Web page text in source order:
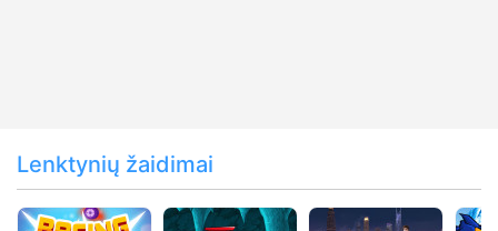
Lenktynių žaidimai